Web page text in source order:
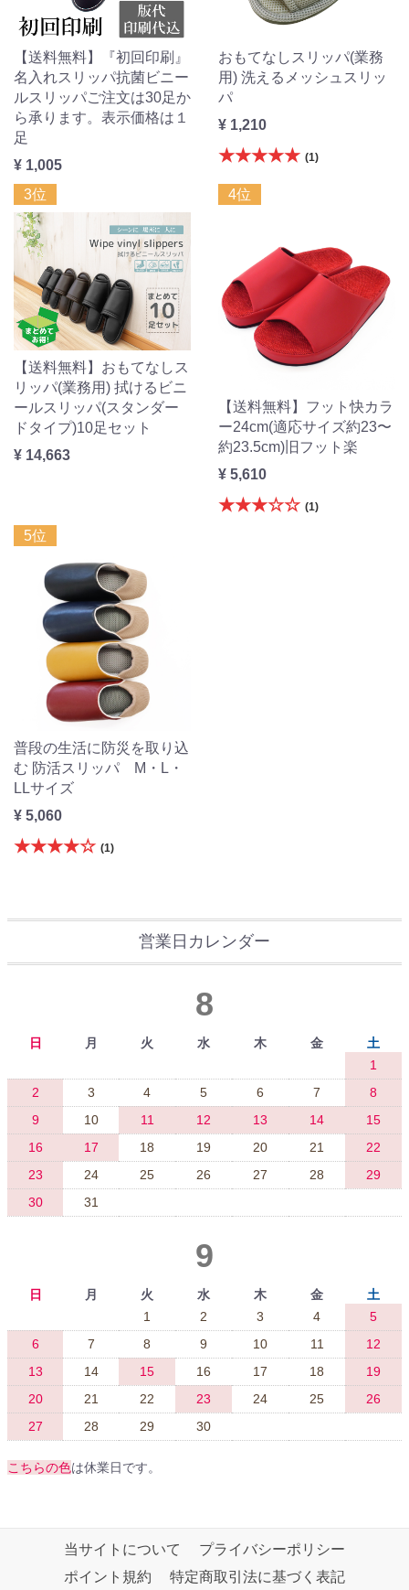
【送料無料】『初回印刷』
名入れスリッパ抗菌ビニー
ルスリッパご注文は30足か
ら承ります。表示価格は１
足
¥ 1,005
おもてなしスリッパ(業務
用) 洗えるメッシュスリッ
パ
¥ 1,210
★★★★★ (1)
3位
【送料無料】おもてなしス
リッパ(業務用) 拭けるビニ
ールスリッパ(スタンダー
ドタイプ)10足セット
¥ 14,663
4位
【送料無料】フット快カラ
ー24cm(適応サイズ約23〜
約23.5cm)旧フット楽
¥ 5,610
★★★☆☆ (1)
5位
普段の生活に防災を取り込
む 防活スリッパ M・L・
LLサイズ
¥ 5,060
★★★★☆ (1)
営業日カレンダー
8
日 月 火 水 木 金
土
1
2
3 4 5 6 7
8
9
10 11 12 13 14
15
16
17 18 19 20 21
22
23
24 25 26 27 28
29
30
31
9
日 月 火 水 木 金
土
1
2 3 4
5
6
7 8 9 10 11
12
13
14 15 16 17 18
19
20
21 22 23 24 25
26
27
28 29 30
こちらの色は休業日です。
当サイトについて
プライバシーポリシー
ポイント規約
特定商取引法に基づく表記